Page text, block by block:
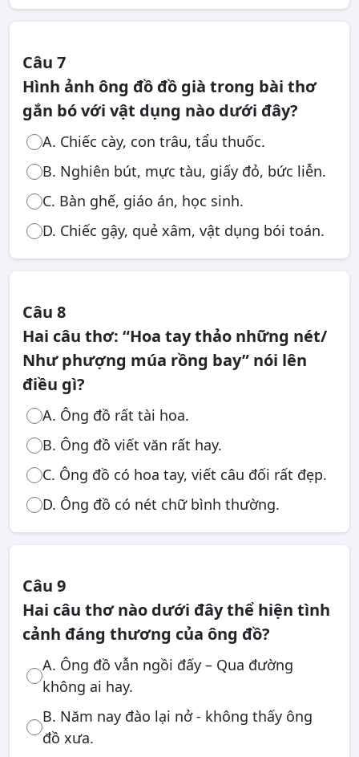
Câu 7
Hình ảnh ông đồ đồ già trong bài thơ
gắn bó với vật dụng nào dưới đây?
A. Chiếc cày, con trâu, tẩu thuốc.
B. Nghiên bút, mực tàu, giấy đỏ, bức liễn.
C. Bàn ghế, giáo án, học sinh.
D. Chiếc gậy, quẻ xâm, vật dụng bói toán.
Câu 8
Hai câu thơ: “Hoa tay thảo những nét/
Như phượng múa rồng bay” nói lên
điều gì?
A. Ông đồ rất tài hoa.
B. Ông đồ viết văn rất hay.
C. Ông đồ có hoa tay, viết câu đối rất đẹp.
D. Ông đồ có nét chữ bình thường.
Câu 9
Hai câu thơ nào dưới đây thể hiện tình
cảnh đáng thương của ông đồ?
A. Ông đồ vẫn ngồi đấy – Qua đường
không ai hay.
B. Năm nay đào lại nở - không thấy ông
đồ xưa.